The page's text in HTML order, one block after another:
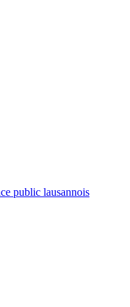
public lausannois